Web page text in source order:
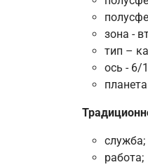
зона -
тип –
ось - 6/
служба;
работа;